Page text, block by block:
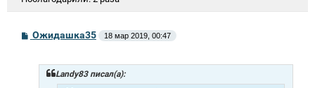
СОжидашка35 18 мар 2019, 00:47
Landy83 писал(а):